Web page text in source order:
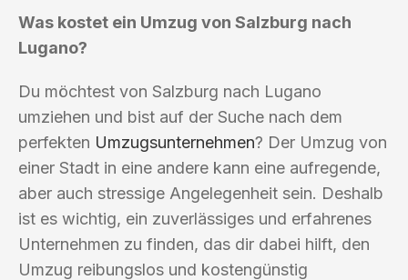
Was kostet ein Umzug von Salzburg nach
Lugano?
Du möchtest von Salzburg nach Lugano
umziehen und bist auf der Suche nach dem
perfekten Umzugsunternehmen? Der Umzug von
einer Stadt in eine andere kann eine aufregende,
aber auch stressige Angelegenheit sein. Deshalb
ist es wichtig, ein zuverlässiges und erfahrenes
Unternehmen zu finden, das dir dabei hilft, den
Umzug reibungslos und kostengünstig